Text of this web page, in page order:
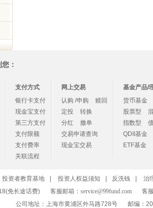
：
支付方式
银行卡支付
现金宝支付
第三方支付
支付限额
支付费率
关联流程
网上交易
认购 /申购
赎回
定投
转换
分红
撤单
交易申请查询
现金宝交易
基金产品/
货币基金
股票型
指数型
QDII基金
ETF基金
投资者教育基地 投资人权益须知 反洗钱
治
免长途话费)
客服邮箱：service@99fund.com
客
公司地址：上海市黄浦区外马路728号
邮编：